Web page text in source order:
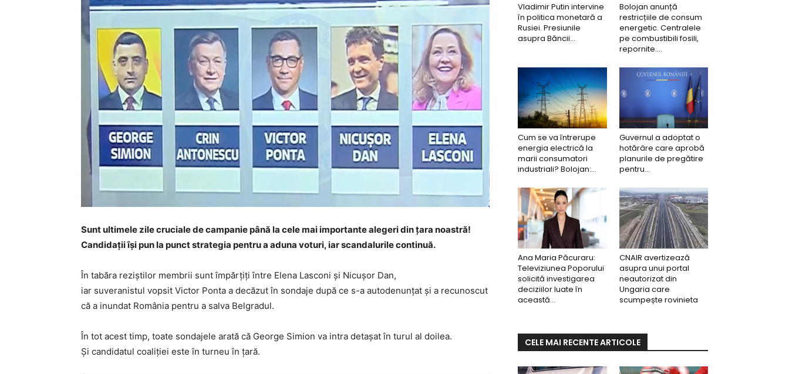
Sunt ultimele zile cruciale de campanie până la cele mai importante alegeri din țara noastră!
Candidații își pun la punct strategia pentru a aduna voturi, iar scandalurile continuă.
În tabăra reziștilor membrii sunt împărțiți între Elena Lasconi și Nicușor Dan,
iar suveranistul vopsit Victor Ponta a decăzut în sondaje după ce s-a autodenunțat și a recunoscut
că a inundat România pentru a salva Belgradul.
În tot acest timp, toate sondajele arată că George Simion va intra detașat în turul al doilea.
Și candidatul coaliției este în turneu în țară.
Vladimir Putin intervine
în politica monetară a
Rusiei. Presiunile
asupra Băncii...
Bolojan anunță
restricțiile de consum
energetic. Centralele
pe combustibili fosili,
repornite....
Cum se va întrerupe
energia electrică la
marii consumatori
industriali? Bolojan:...
Guvernul a adoptat o
hotărâre care aprobă
planurile de pregătire
pentru...
Ana Maria Păcuraru:
Televiziunea Poporului
solicită investigarea
deciziilor luate în
această...
CNAIR avertizează
asupra unui portal
neautorizat din
Ungaria care
scumpește rovinieta
CELE MAI RECENTE ARTICOLE